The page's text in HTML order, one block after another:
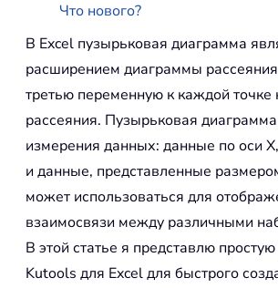
Что нового?
В Excel пузырьковая диаграмма
расширением диаграммы
третью переменную к каждой точке
рассеяния. Пузырьковая
измерения данных: данные по оси
и данные, представленные
может использоваться для
взаимосвязи между различными
В этой статье я представлю
Kutools для Excel для быстрого